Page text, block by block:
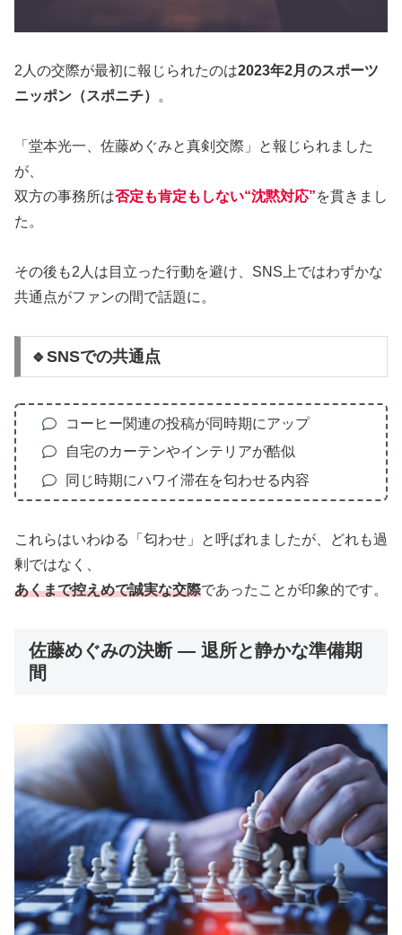
2人の交際が最初に報じられたのは2023年2月のスポーツ
ニッポン（スポニチ）
。
「堂本光一、佐藤めぐみと真剣交際」と報じられました
が、
双方の事務所は否定も肯定もしない“沈黙対応”を貫きまし
た。
その後も2人は目立った行動を避け、SNS上ではわずかな
共通点がファンの間で話題に。
🔹SNSでの共通点
コーヒー関連の投稿が同時期にアップ
自宅のカーテンやインテリアが酷似
同じ時期にハワイ滞在を匂わせる内容
これらはいわゆる「匂わせ」と呼ばれましたが、どれも過
剰ではなく、
あくまで控えめで誠実な交際であったことが印象的です。
佐藤めぐみの決断 ― 退所と静かな準備期
間